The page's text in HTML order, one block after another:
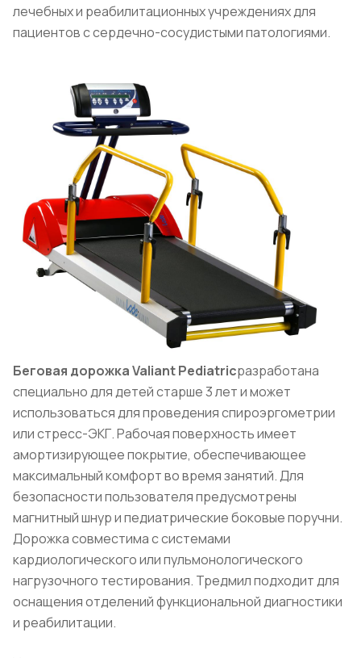
лечебных и реабилитационных учреждениях для
пациентов с сердечно-сосудистыми патологиями.
Беговая дорожка Valiant Pediatricразработана
специально для детей старше 3 лет и может
использоваться для проведения спироэргометрии
или стресс-ЭКГ. Рабочая поверхность имеет
амортизирующее покрытие, обеспечивающее
максимальный комфорт во время занятий. Для
безопасности пользователя предусмотрены
магнитный шнур и педиатрические боковые поручни.
Дорожка совместима с системами
кардиологического или пульмонологического
нагрузочного тестирования. Тредмил подходит для
оснащения отделений функциональной диагностики
и реабилитации.